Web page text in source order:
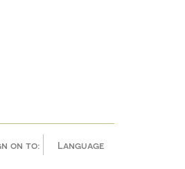
Language
on to: